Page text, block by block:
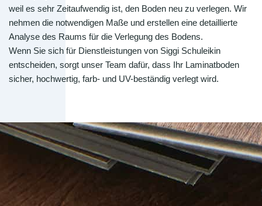
weil es sehr Zeitaufwendig ist, den Boden neu zu verlegen. Wir
nehmen die notwendigen Maße und erstellen eine detaillierte
Analyse des Raums für die Verlegung des Bodens.
Wenn Sie sich für Dienstleistungen von Siggi Schuleikin
entscheiden, sorgt unser Team dafür, dass Ihr Laminatboden
sicher, hochwertig, farb- und UV-beständig verlegt wird.